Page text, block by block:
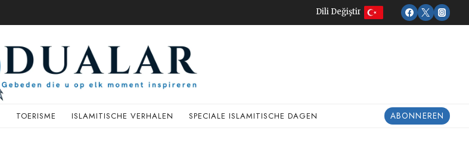
Dili Değiştir
TOERISME ISLAMITISCHE VERHALEN SPECIALE ISLAMITISCHE DAGEN ABONNEREN